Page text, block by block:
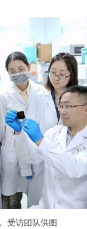
受访团队供图